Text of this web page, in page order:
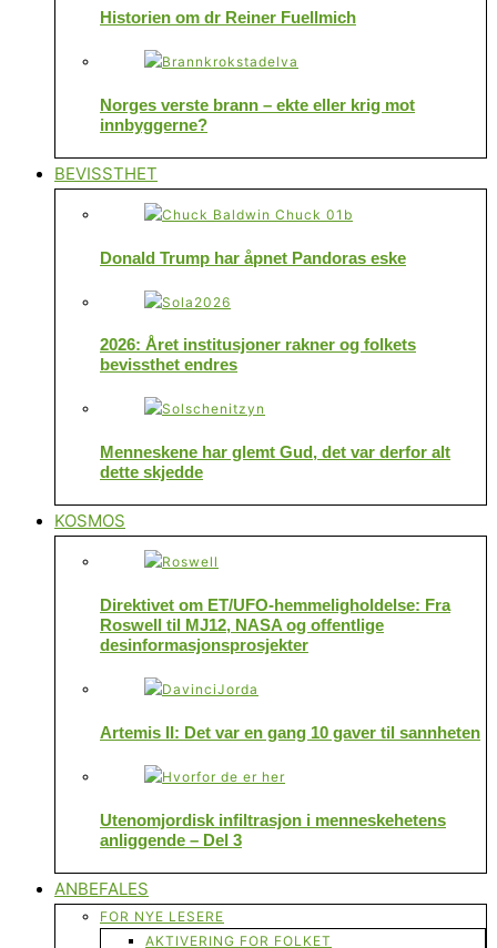
Historien om dr Reiner Fuellmich
Norges verste brann – ekte eller krig mot
innbyggerne?
BEVISSTHET
Donald Trump har åpnet Pandoras eske
2026: Året institusjoner rakner og folkets
bevissthet endres
Menneskene har glemt Gud, det var derfor alt
dette skjedde
KOSMOS
Direktivet om ET/UFO-hemmeligholdelse: Fra
Roswell til MJ12, NASA og offentlige
desinformasjonsprosjekter
Artemis II: Det var en gang 10 gaver til sannheten
Utenomjordisk infiltrasjon i menneskehetens
anliggende – Del 3
ANBEFALES
FOR NYE LESERE
AKTIVERING FOR FOLKET